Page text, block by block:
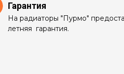
На радиаторы "Пурмо"
летняя гарантия.
Гарантия